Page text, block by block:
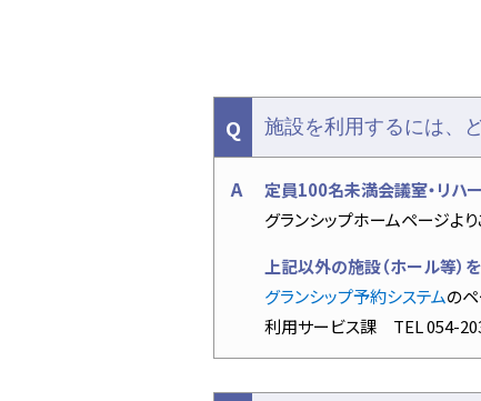
文化情報コーナ
カフェ・レスト
静岡芸術劇場
施設を利用するには、
定員100名未満会議室・リハ
グランシップホームページより
上記以外の施設（ホール等）
グランシップ予約システムの
利用サービス課 TEL 054-